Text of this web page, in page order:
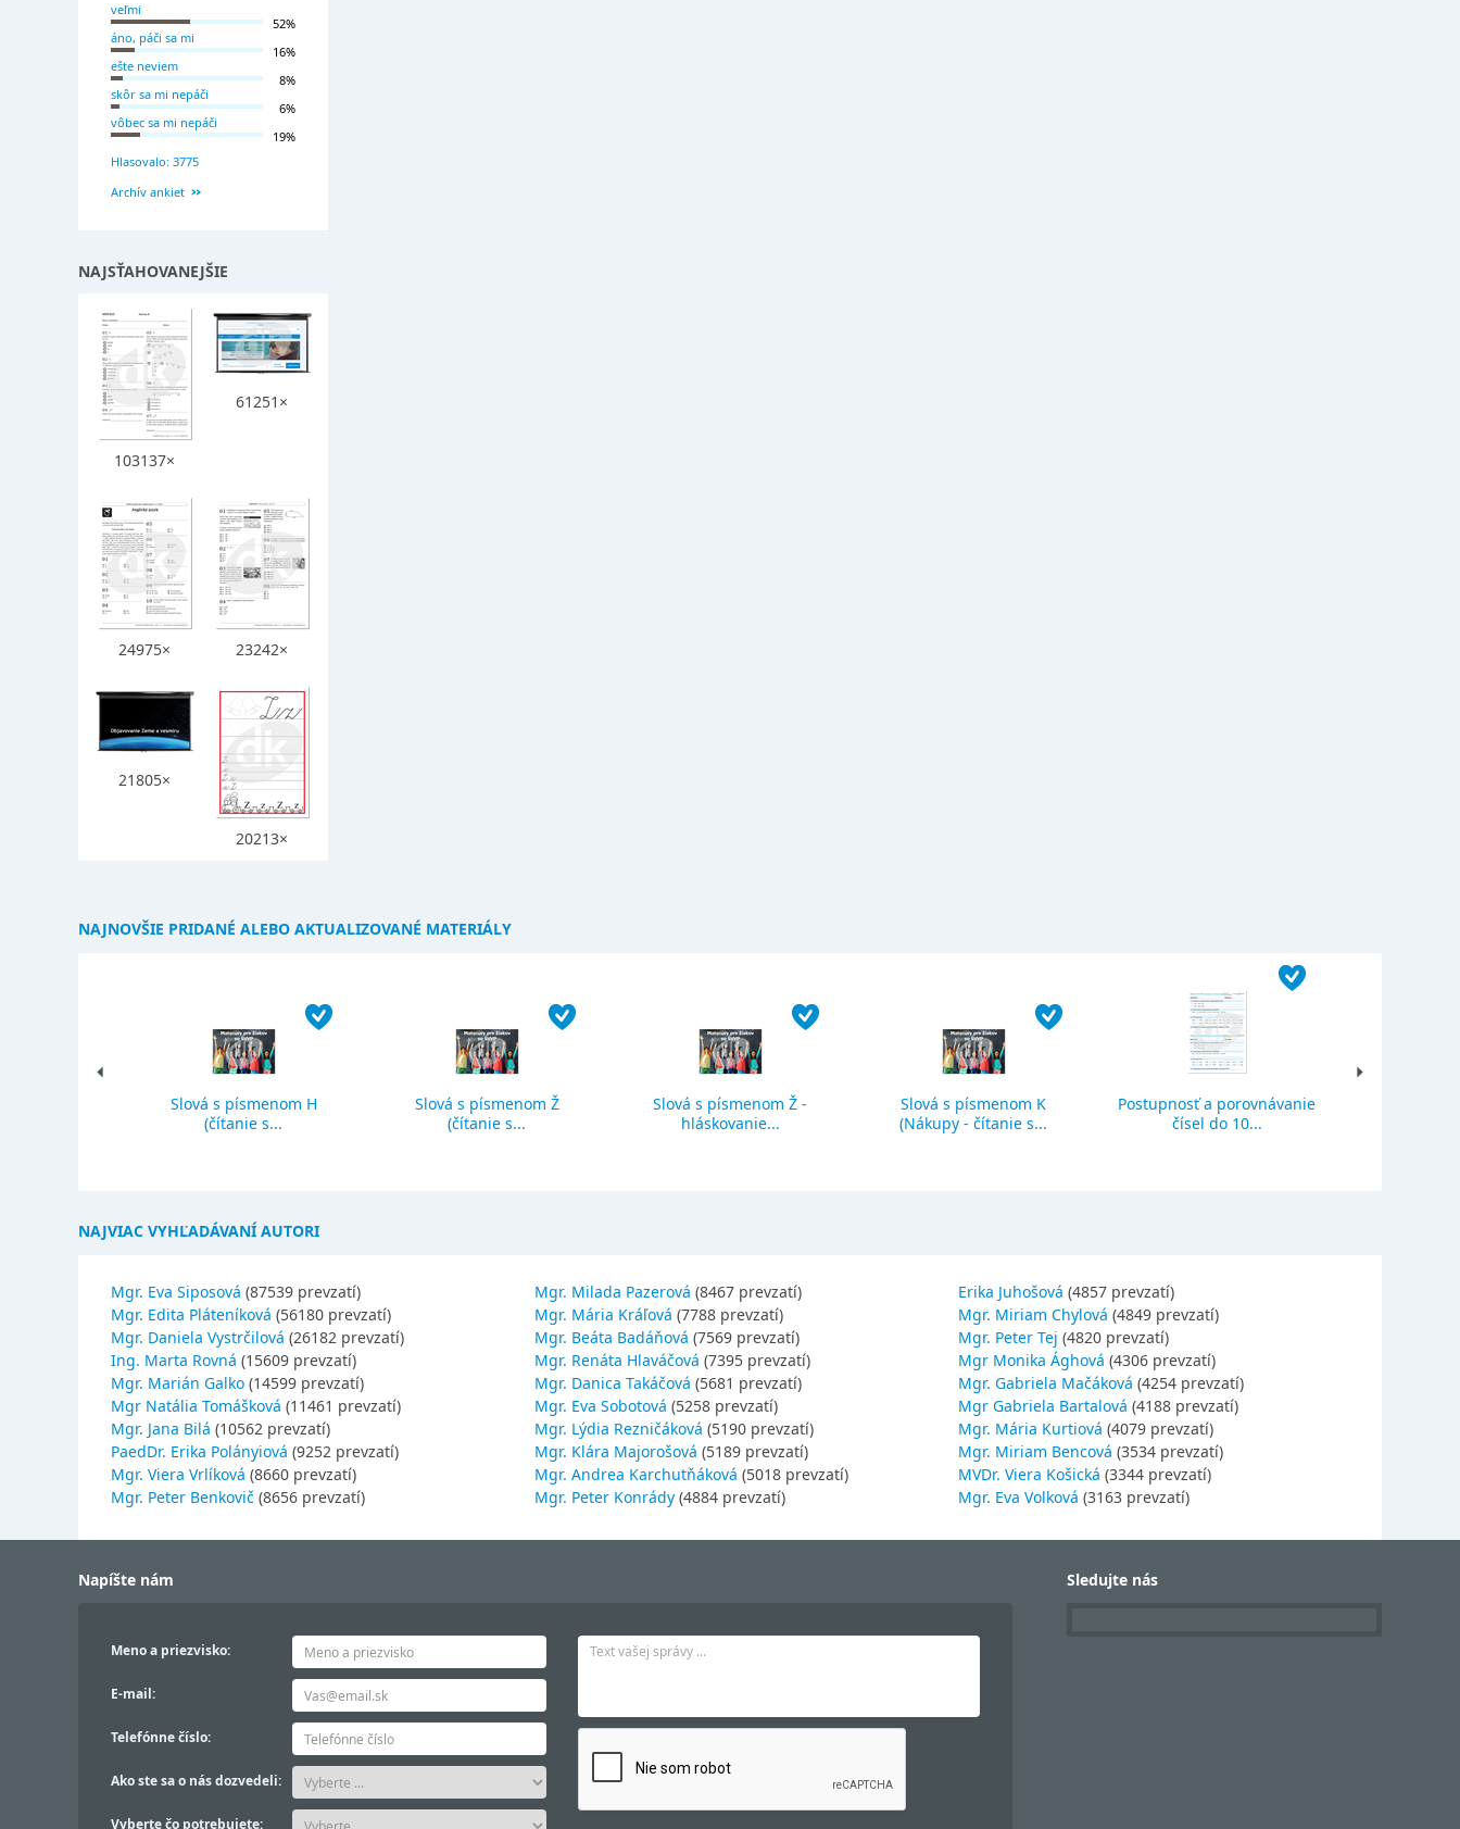
veľmi
52%
áno, páči sa mi
16%
ešte neviem
8%
skôr sa mi nepáči
6%
vôbec sa mi nepáči
19%
Hlasovalo: 3775
Archív ankiet
NAJSŤAHOVANEJŠIE
103137×
61251×
24975× 23242×
21805×
20213×
NAJNOVŠIE PRIDANÉ ALEBO AKTUALIZOVANÉ MATERIÁLY
Slová s písmenom H
(čítanie s...
Slová s písmenom Ž
(čítanie s...
Slová s písmenom Ž -
hláskovanie...
Slová s písmenom K
(Nákupy - čítanie s...
Postupnosť a porovnávanie
čísel do 10...
NAJVIAC VYHĽADÁVANÍ AUTORI
Mgr. Eva Siposová (87539 prevzatí)
Mgr. Edita Pláteníková (56180 prevzatí)
Mgr. Daniela Vystrčilová (26182 prevzatí)
Ing. Marta Rovná (15609 prevzatí)
Mgr. Marián Galko (14599 prevzatí)
Mgr Natália Tomášková (11461 prevzatí)
Mgr. Jana Bilá (10562 prevzatí)
PaedDr. Erika Polányiová (9252 prevzatí)
Mgr. Viera Vrlíková (8660 prevzatí)
Mgr. Peter Benkovič (8656 prevzatí)
Mgr. Milada Pazerová (8467 prevzatí)
Mgr. Mária Kráľová (7788 prevzatí)
Mgr. Beáta Badáňová (7569 prevzatí)
Mgr. Renáta Hlaváčová (7395 prevzatí)
Mgr. Danica Takáčová (5681 prevzatí)
Mgr. Eva Sobotová (5258 prevzatí)
Mgr. Lýdia Rezničáková (5190 prevzatí)
Mgr. Klára Majorošová (5189 prevzatí)
Mgr. Andrea Karchutňáková (5018 prevzatí)
Mgr. Peter Konrády (4884 prevzatí)
Erika Juhošová (4857 prevzatí)
Mgr. Miriam Chylová (4849 prevzatí)
Mgr. Peter Tej (4820 prevzatí)
Mgr Monika Ághová (4306 prevzatí)
Mgr. Gabriela Mačáková (4254 prevzatí)
Mgr Gabriela Bartalová (4188 prevzatí)
Mgr. Mária Kurtiová (4079 prevzatí)
Mgr. Miriam Bencová (3534 prevzatí)
MVDr. Viera Košická (3344 prevzatí)
Mgr. Eva Volková (3163 prevzatí)
Napíšte nám
Meno a priezvisko:
E-mail:
Telefónne číslo:
Ako ste sa o nás dozvedeli:
Vyberte čo potrebujete:
Sledujte nás